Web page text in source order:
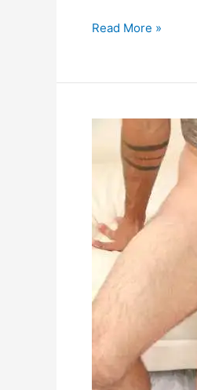
মা
মিস্ত্রি
Read More »